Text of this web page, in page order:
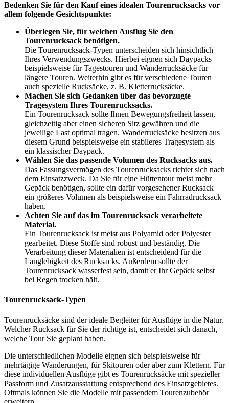
Bedenken Sie für den Kauf eines idealen Tourenrucksacks vor
allem folgende Gesichtspunkte:
Überlegen Sie, für welchen Ausflug Sie den
Tourenrucksack benötigen.
Die Tourenrucksack-Typen unterscheiden sich hinsichtlich
Ihres Verwendungszwecks. Hierbei eignen sich Daypacks
beispielsweise für Tagestouren und Wanderrucksäcke für
längere Touren. Weiterhin gibt es für verschiedene Touren
auch spezielle Rucksäcke, z. B. Kletterrucksäcke.
Machen Sie sich Gedanken über das bevorzugte
Tragesystem Ihres Tourenrucksacks.
Ein Tourenrucksack sollte Ihnen Bewegungsfreiheit lassen,
gleichzeitig aber einen sicheren Sitz gewähren und die
jeweilige Last optimal tragen. Wanderrucksäcke besitzen aus
diesem Grund beispielsweise ein stabileres Tragesystem als
ein klassischer Daypack.
Wählen Sie das passende Volumen des Rucksacks aus.
Das Fassungsvermögen des Tourenrucksacks richtet sich nach
dem Einsatzzweck. Da Sie für eine Hüttentour meist mehr
Gepäck benötigen, sollte ein dafür vorgesehener Rucksack
ein größeres Volumen als beispielsweise ein Fahrradrucksack
haben.
Achten Sie auf das im Tourenrucksack verarbeitete
Material.
Ein Tourenrucksack ist meist aus Polyamid oder Polyester
gearbeitet. Diese Stoffe sind robust und beständig. Die
Verarbeitung dieser Materialien ist entscheidend für die
Langlebigkeit des Rucksacks. Außerdem sollte der
Tourenrucksack wasserfest sein, damit er Ihr Gepäck selbst
bei Regen trocken hält.
Tourenrucksack-Typen
Tourenrucksäcke sind der ideale Begleiter für Ausflüge in die Natur.
Welcher Rucksack für Sie der richtige ist, entscheidet sich danach,
welche Tour Sie geplant haben.
Die unterschiedlichen Modelle eignen sich beispielsweise für
mehrtägige Wanderungen, für Skitouren oder aber zum Klettern. Für
diese individuellen Ausflüge gibt es Tourenrucksäcke mit spezieller
Passform und Zusatzausstattung entsprechend des Einsatzgebietes.
Oftmals können Sie die Modelle mit passendem Tourenzubehör